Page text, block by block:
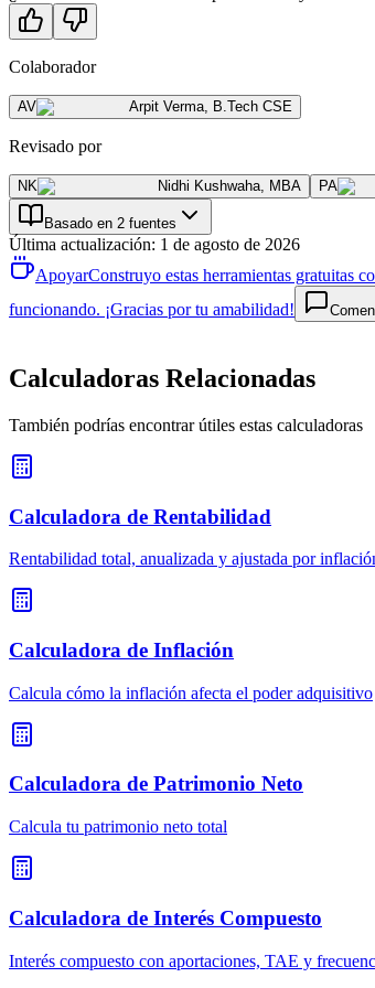
Colaborador
AV Arpit Verma, B.Tech CSE
Revisado por
NK Nidhi Kushwaha, MBA PA
Basado en 2 fuentes
Última actualización: 1 de agosto de 2026
ApoyarConstruyo estas herramientas gratuitas
funcionando. ¡Gracias por tu amabilidad!
Calculadoras Relacionadas
También podrías encontrar útiles estas calculadoras
Calculadora de Rentabilidad
Rentabilidad total, anualizada y ajustada por
Calculadora de Inflación
Calcula cómo la inflación afecta el poder adquisitivo
Calculadora de Patrimonio Neto
Calcula tu patrimonio neto total
Calculadora de Interés Compuesto
Interés compuesto con aportaciones, TAE y